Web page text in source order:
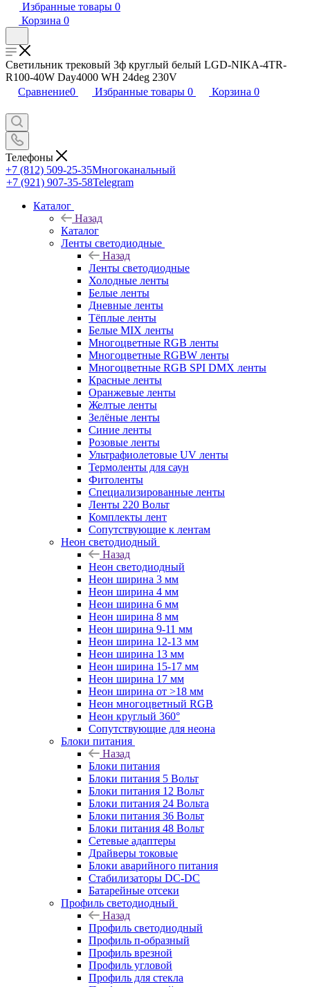
Избранные товары 0
Корзина 0
Светильник трековый 3ф круглый белый LGD-NIKA-4TR-
R100-40W Day4000 WH 24deg 230V
Сравнение0 Избранные товары 0 Корзина 0
Телефоны
+7 (812) 509-25-35Многоканальный
+7 (921) 907-35-58Telegram
Каталог
Назад
Каталог
Ленты светодиодные
Назад
Ленты светодиодные
Холодные ленты
Белые ленты
Дневные ленты
Тёплые ленты
Белые MIX ленты
Многоцветные RGB ленты
Многоцветные RGBW ленты
Многоцветные RGB SPI DMX ленты
Красные ленты
Оранжевые ленты
Желтые ленты
Зелёные ленты
Синие ленты
Розовые ленты
Ультрафиолетовые UV ленты
Термоленты для саун
Фитоленты
Специализированные ленты
Ленты 220 Вольт
Комплекты лент
Сопутствующие к лентам
Неон светодиодный
Назад
Неон светодиодный
Неон ширина 3 мм
Неон ширина 4 мм
Неон ширина 6 мм
Неон ширина 8 мм
Неон ширина 9-11 мм
Неон ширина 12-13 мм
Неон ширина 13 мм
Неон ширина 15-17 мм
Неон ширина 17 мм
Неон ширина от >18 мм
Неон многоцветный RGB
Неон круглый 360°
Сопутствующие для неона
Блоки питания
Назад
Блоки питания
Блоки питания 5 Вольт
Блоки питания 12 Вольт
Блоки питания 24 Вольта
Блоки питания 36 Вольт
Блоки питания 48 Вольт
Сетевые адаптеры
Драйверы токовые
Блоки аварийного питания
Стабилизаторы DC-DC
Батарейные отсеки
Профиль светодиодный
Назад
Профиль светодиодный
Профиль п-образный
Профиль врезной
Профиль угловой
Профиль для стекла